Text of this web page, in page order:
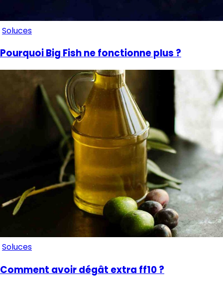
Soluces
Pourquoi Big Fish ne fonctionne plus ?
Soluces
Comment avoir dégât extra ff10 ?